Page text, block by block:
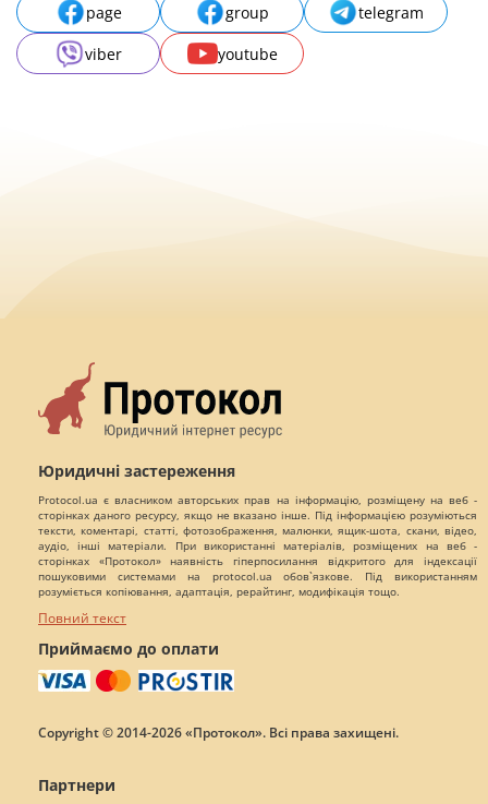
page group
telegram
viber
youtube
Юридичні застереження
Protocol.ua є власником авторських прав на інформацію, розміщену на веб -
сторінках даного ресурсу, якщо не вказано інше. Під інформацією розуміються
тексти, коментарі, статті, фотозображення, малюнки, ящик-шота, скани, відео,
аудіо, інші матеріали. При використанні матеріалів, розміщених на веб -
сторінках «Протокол» наявність гіперпосилання відкритого для індексації
пошуковими системами на protocol.ua обов`язкове. Під використанням
розуміється копіювання, адаптація, рерайтинг, модифікація тощо.
Повний текст
Приймаємо до оплати
Copyright © 2014-2026 «Протокол». Всі права захищені.
Партнери